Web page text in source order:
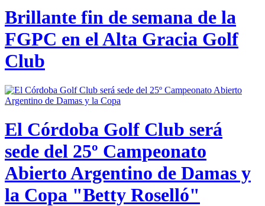
Brillante fin de semana de la
FGPC en el Alta Gracia Golf
Club
El Córdoba Golf Club será
sede del 25º Campeonato
Abierto Argentino de Damas y
la Copa "Betty Roselló"